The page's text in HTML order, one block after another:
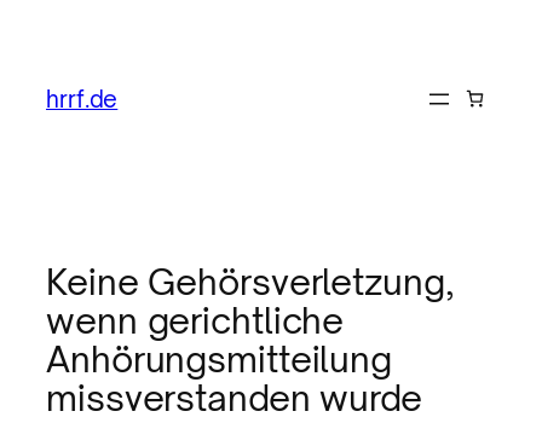
hrrf.de
Keine Gehörsverletzung,
wenn gerichtliche
Anhörungsmitteilung
missverstanden wurde